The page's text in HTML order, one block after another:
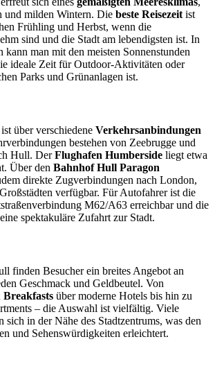
und milden Wintern. Die beste Reisezeit ist
Frühling und Herbst, wenn die
sind und die Stadt am lebendigsten ist. In
kann man mit den meisten Sonnenstunden
ideale Zeit für Outdoor-Aktivitäten oder
Parks und Grünanlagen ist.
über verschiedene Verkehrsanbindungen
bestehen von Zeebrugge und
Hull. DerFlughafen Humberside liegt etwa
Über den Bahnhof Hull Paragon
direkte Zugverbindungen nach London,
verfügbar. Für Autofahrer ist die
M62/A63 erreichbar und die
spektakuläre Zufahrt zur Stadt.
finden Besucher ein breites Angebot an
Geschmack und Geldbeutel. Von
Breakfasts über moderne Hotels bis hin zu
– die Auswahl ist vielfältig. Viele
sich in der Nähe des Stadtzentrums, was den
und Sehenswürdigkeiten erleichtert.